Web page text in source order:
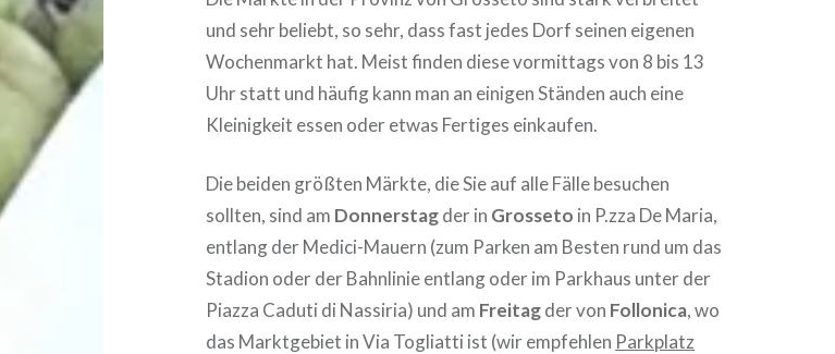
und sehr beliebt, so sehr, dass fast jedes Dorf seinen eigenen
Wochenmarkt hat. Meist finden diese vormittags von 8 bis 13
Uhr statt und häufig kann man an einigen Ständen auch eine
Kleinigkeit essen oder etwas Fertiges einkaufen.
Die beiden größten Märkte, die Sie auf alle Fälle besuchen
sollten, sind am Donnerstagder in Grosseto in P.zza De Maria,
entlang der Medici-Mauern (zum Parken am Besten rund um das
Stadion oder der Bahnlinie entlang oder im Parkhaus unter der
Piazza Caduti di Nassiria) und am Freitagder von Follonica, wo
das Marktgebiet in Via Togliatti ist (wir empfehlen Parkplatz